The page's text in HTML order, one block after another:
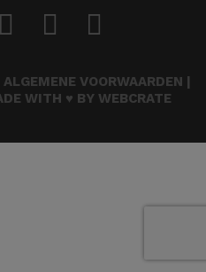
ALGEMENE VOORWAARDEN |
WITH ♥ BY WEBCRATE